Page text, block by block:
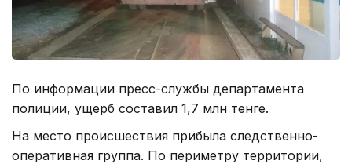
По информации пресс-службы департамента
полиции, ущерб составил 1,7 млн тенге.
На место происшествия прибыла следственно-
оперативная группа. По периметру территории,